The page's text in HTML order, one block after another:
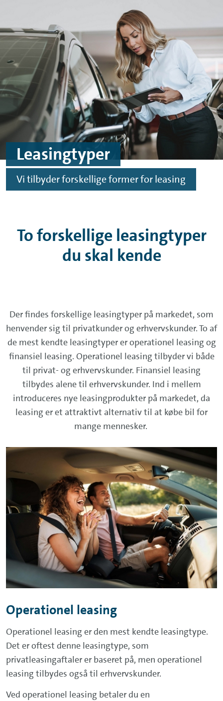
Skip to main content
Skip to footer
Leasingtyper
Vi tilbyder forskellige former for leasing
To forskellige leasingtyper
du skal kende
Der findes forskellige leasingtyper på markedet, som
henvender sig til privatkunder og erhvervskunder. To af
de mest kendte leasingtyper er operationel leasing og
finansiel leasing. Operationel leasing tilbyder vi både
til privat- og erhvervskunder. Finansiel leasing
tilbydes alene til erhvervskunder. Ind i mellem
introduceres nye leasingprodukter på markedet, da
leasing er et attraktivt alternativ til at købe bil for
mange mennesker.
Operationel leasing
Operationel leasing er den mest kendte leasingtype.
Det er oftest denne leasingtype, som
privatleasingaftaler er baseret på, men operationel
leasing tilbydes også til erhvervskunder.
Ved operationel leasing betaler du en